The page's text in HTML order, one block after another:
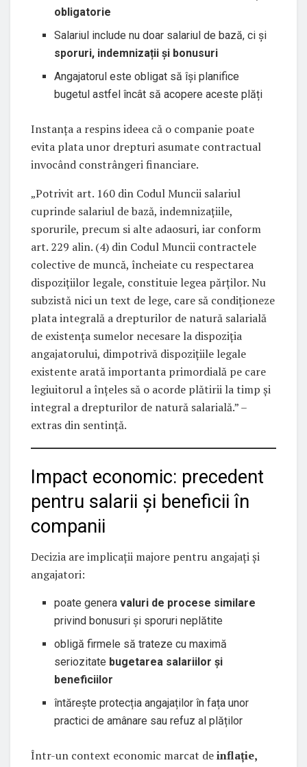
obligatorie
Salariul include nu doar salariul de bază, ci și
sporuri, indemnizații și bonusuri
Angajatorul este obligat să își planifice
bugetul astfel încât să acopere aceste plăți
Instanța a respins ideea că o companie poate
evita plata unor drepturi asumate contractual
invocând constrângeri financiare.
„Potrivit art. 160 din Codul Muncii salariul
cuprinde salariul de bază, indemnizaţiile,
sporurile, precum si alte adaosuri, iar conform
art. 229 alin. (4) din Codul Muncii contractele
colective de muncă, încheiate cu respectarea
dispoziţiilor legale, constituie legea părţilor. Nu
subzistă nici un text de lege, care să condiționeze
plata integrală a drepturilor de natură salarială
de existenţa sumelor necesare la dispoziția
angajatorului, dimpotrivă dispozițiile legale
existente arată importanta primordială pe care
legiuitorul a înțeles să o acorde plătirii la timp şi
integral a drepturilor de natură salarială.” –
extras din sentință.
Impact economic: precedent
pentru salarii și beneficii în
companii
Decizia are implicații majore pentru angajați și
angajatori:
poate generavaluri de procese similare
privind bonusuri și sporuri neplătite
obligă firmele să trateze cu maximă
seriozitate bugetarea salariilor și
beneficiilor
întărește protecția angajaților în fața unor
practici de amânare sau refuz al plăților
Într-un context economic marcat deinflație,